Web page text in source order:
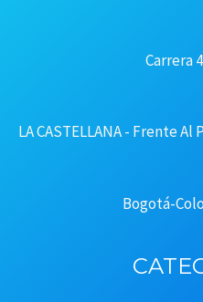
Carrera
LA CASTELLANA - Frente Al
Bogotá-